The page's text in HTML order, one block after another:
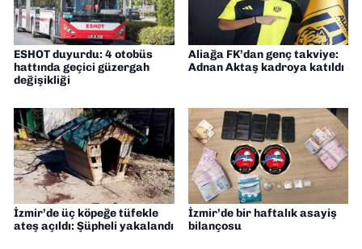
ESHOT duyurdu: 4 otobüs
hattında geçici güzergah
değişikliği
Aliağa FK’dan genç takviye:
Adnan Aktaş kadroya katıldı
İzmir’de üç köpeğe tüfekle
ateş açıldı: Şüpheli yakalandı
İzmir’de bir haftalık asayiş
bilançosu